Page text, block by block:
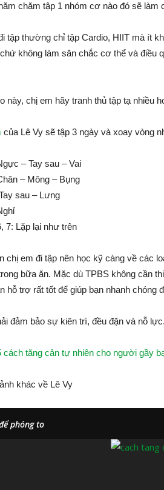
chăm tập 1 nhóm cơ nào đó sẽ làm
tập thường chỉ tập Cardio, HIIT mà ít
không làm săn chắc cơ thể và điều
này, chị em hãy tranh thủ tập tạ nhiều
của Lê Vy sẽ tập 3 ngày và xoay vòng
– Tay sau – Vai
– Mông – Bụng
sau – Lưng
7: Lặp lại như trên
chị em đi tập nên học kỹ càng về các
bữa ăn. Mặc dù TPBS không cần
hỗ trợ rất tốt để giúp bạn nhanh chóng
đảm bảo sự kiên trì, đều đặn và nỗ lực.
cách tăng cân tự nhiên cho người gầy
khác về Lê Vy
phóng to